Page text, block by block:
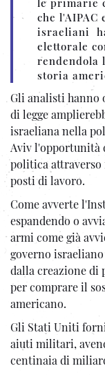
le primarie
che
israeliani
elettorale
rendendola
storia
Gli analisti hanno
di legge
israeliana nella
Aviv l'opportunità
politica
posti di lavoro.
Come avverte
espandendo o
armi come già
governo
dalla creazione
per comprare il
americano.
Gli Stati Uniti
aiuti militari,
centinaia di